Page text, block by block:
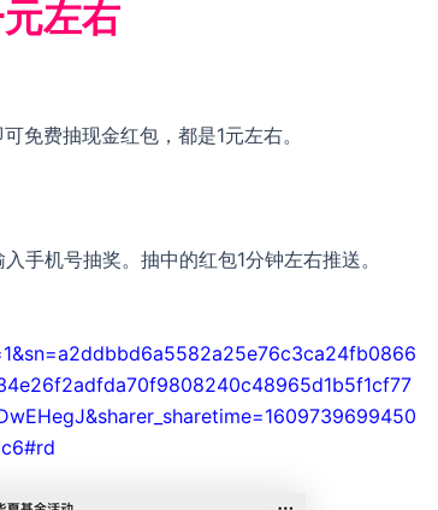
左右
免费抽现金红包，都是1元左右。
手机号抽奖。抽中的红包1分钟左右推送。